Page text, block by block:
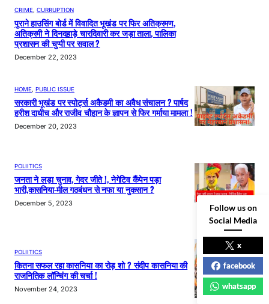
CRIME, CURRUPTION
पुराने हाउसिंग बोर्ड में विवादित भूखंड पर फिर अतिक्रमण,
अतिक्रमी ने दिनदहाड़े चारदिवारी कर जड़ा ताला, पालिका
प्रशासन की चुप्पी पर सवाल ?
December 22, 2023
HOME PUBLIC ISSUE
सरकारी भूखंड पर स्पोर्ट्स अकैडमी का अवैध संचालन ? पार्षद
हरीश दाधीच और राजीव चौहान के ज्ञापन से फिर गर्माया मामला !
December 20, 2023
POLIITICS
जनता ने लड़ा चुनाव, गेदर जीते !, नेगेटिव कैंपेन पड़ा
भारी,कासनिया-मील गठबंधन से नफा या नुकसान ?
December 5, 2023
POLIITICS
कितना सफल रहा कासनिया का रोड़ शो ? संदीप कासनिया की
राजनितिक लॉन्चिंग की चर्चा !
November 24, 2023
Follow us on
Social Media
x
facebook
whatsapp